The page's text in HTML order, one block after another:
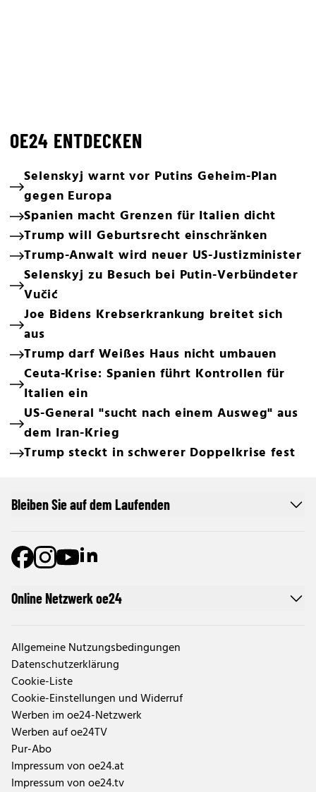
OE24 ENTDECKEN
Selenskyj warnt vor Putins Geheim-Plan
gegen Europa
Spanien macht Grenzen für Italien dicht
Trump will Geburtsrecht einschränken
Trump-Anwalt wird neuer US-Justizminister
Selenskyj zu Besuch bei Putin-Verbündeter
Vučić
Joe Bidens Krebserkrankung breitet sich
aus
Trump darf Weißes Haus nicht umbauen
Ceuta-Krise: Spanien führt Kontrollen für
Italien ein
US-General "sucht nach einem Ausweg" aus
dem Iran-Krieg
Trump steckt in schwerer Doppelkrise fest
Online Netzwerk oe24
Allgemeine Nutzungsbedingungen
Datenschutzerklärung
Cookie-Liste
Cookie-Einstellungen und Widerruf
Werben im oe24-Netzwerk
Werben auf oe24TV
Pur-Abo
Impressum von oe24.at
Impressum von oe24.tv
Bleiben Sie auf dem Laufenden